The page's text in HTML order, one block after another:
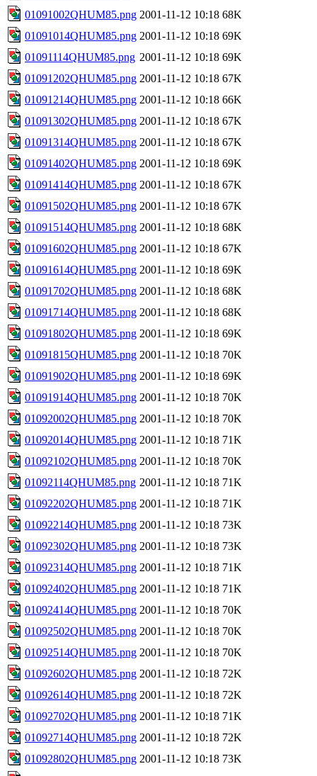
01091002QHUM85.png 2001-11-12 10:18 68K
01091014QHUM85.png 2001-11-12 10:18 69K
01091114QHUM85.png 2001-11-12 10:18 69K
01091202QHUM85.png 2001-11-12 10:18 67K
01091214QHUM85.png 2001-11-12 10:18 66K
01091302QHUM85.png 2001-11-12 10:18 67K
01091314QHUM85.png 2001-11-12 10:18 67K
01091402QHUM85.png 2001-11-12 10:18 69K
01091414QHUM85.png 2001-11-12 10:18 67K
01091502QHUM85.png 2001-11-12 10:18 67K
01091514QHUM85.png 2001-11-12 10:18 68K
01091602QHUM85.png 2001-11-12 10:18 67K
01091614QHUM85.png 2001-11-12 10:18 69K
01091702QHUM85.png 2001-11-12 10:18 68K
01091714QHUM85.png 2001-11-12 10:18 68K
01091802QHUM85.png 2001-11-12 10:18 69K
01091815QHUM85.png 2001-11-12 10:18 70K
01091902QHUM85.png 2001-11-12 10:18 69K
01091914QHUM85.png 2001-11-12 10:18 70K
01092002QHUM85.png 2001-11-12 10:18 70K
01092014QHUM85.png 2001-11-12 10:18 71K
01092102QHUM85.png 2001-11-12 10:18 70K
01092114QHUM85.png 2001-11-12 10:18 71K
01092202QHUM85.png 2001-11-12 10:18 71K
01092214QHUM85.png 2001-11-12 10:18 73K
01092302QHUM85.png 2001-11-12 10:18 73K
01092314QHUM85.png 2001-11-12 10:18 71K
01092402QHUM85.png 2001-11-12 10:18 71K
01092414QHUM85.png 2001-11-12 10:18 70K
01092502QHUM85.png 2001-11-12 10:18 70K
01092514QHUM85.png 2001-11-12 10:18 70K
01092602QHUM85.png 2001-11-12 10:18 72K
01092614QHUM85.png 2001-11-12 10:18 72K
01092702QHUM85.png 2001-11-12 10:18 71K
01092714QHUM85.png 2001-11-12 10:18 72K
01092802QHUM85.png 2001-11-12 10:18 73K